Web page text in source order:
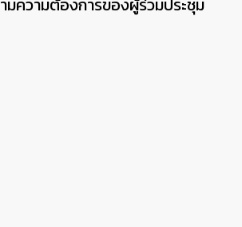
มความต้องการของผู้ร่วมประชุม